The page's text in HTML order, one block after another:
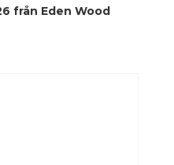
från Eden Wood